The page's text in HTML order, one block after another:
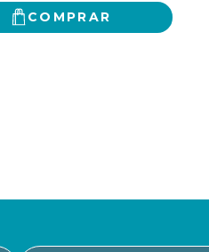
COMPRAR